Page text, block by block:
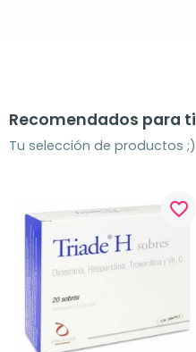
Recomendados para ti
Tu selección de productos ;)
favorite_border